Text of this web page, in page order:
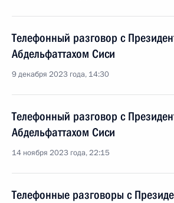
Телефонный разговор с
Абдельфаттахом Сиси
9 декабря 2023 года, 14:30
Телефонный разговор с
Абдельфаттахом Сиси
14 ноября 2023 года, 22:15
Телефонные разговоры с